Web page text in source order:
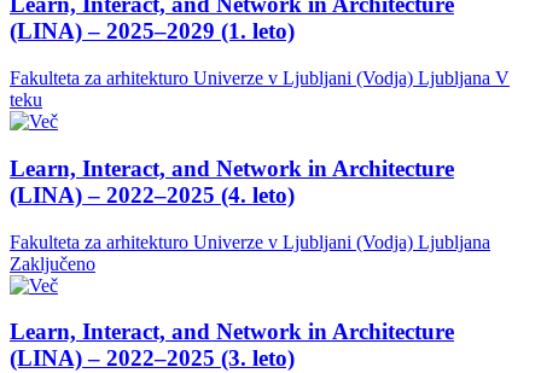
(LINA) – 2025–2029 (1. leto)
Fakulteta za arhitekturo Univerze v Ljubljani (Vodja) Ljubljana V
teku
Learn, Interact, and Network in Architecture
(LINA) – 2022–2025 (4. leto)
Fakulteta za arhitekturo Univerze v Ljubljani (Vodja) Ljubljana
Zaključeno
Learn, Interact, and Network in Architecture
(LINA) – 2022–2025 (3. leto)